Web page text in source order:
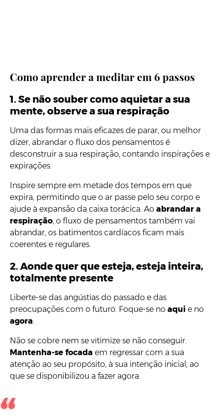
Como aprender a meditar em 6 passos
1. Se não souber como aquietar a sua
mente, observe a sua respiração
Uma das formas mais eficazes de parar, ou melhor
dizer, abrandar o fluxo dos pensamentos é
desconstruir a sua respiração, contando inspirações e
expirações.
Inspire sempre em metade dos tempos em que
expira, permitindo que o ar passe pelo seu corpo e
ajude à expansão da caixa torácica. Ao abrandar a
respiração, o fluxo de pensamentos também vai
abrandar, os batimentos cardíacos ficam mais
coerentes e regulares.
2. Aonde quer que esteja, esteja inteira,
totalmente presente
Liberte-se das angústias do passado e das
preocupações com o futuro. Foque-se no aqui e no
agora.
Não se cobre nem se vitimize se não conseguir.
Mantenha-se focada em regressar com a sua
atenção ao seu propósito, à sua intenção inicial, ao
que se disponibilizou a fazer agora.